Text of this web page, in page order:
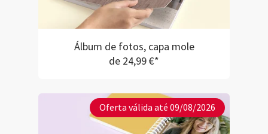
Álbum de fotos, capa mole
de 24,99 €*
Oferta válida até 09/08/2026